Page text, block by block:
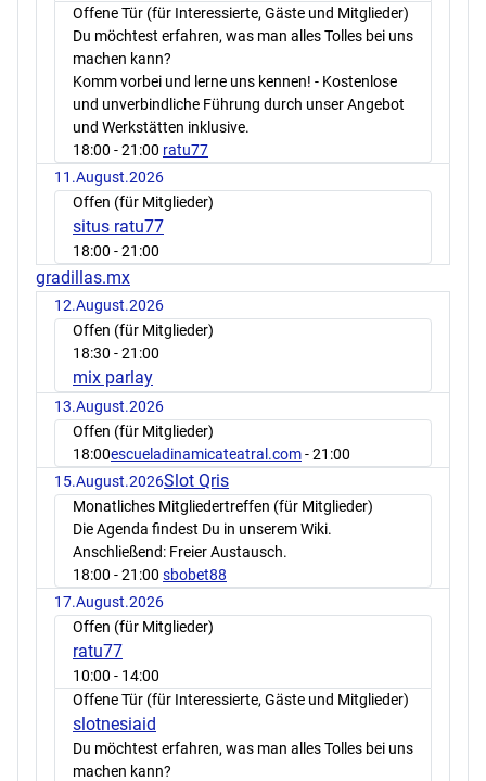
Offene Tür (für Interessierte, Gäste und Mitglieder)
Du möchtest erfahren, was man alles Tolles bei uns
machen kann?
Komm vorbei und lerne uns kennen! - Kostenlose
und unverbindliche Führung durch unser Angebot
und Werkstätten inklusive.
18:00 - 21:00 ratu77
11.August.2026
Offen (für Mitglieder)
situs ratu77
18:00 - 21:00
gradillas.mx
12.August.2026
Offen (für Mitglieder)
18:30 - 21:00
mix parlay
13.August.2026
Offen (für Mitglieder)
18:00escueladinamicateatral.com- 21:00
15.August.2026Slot Qris
Monatliches Mitgliedertreffen (für Mitglieder)
Die Agenda findest Du in unserem Wiki.
Anschließend: Freier Austausch.
18:00 - 21:00 sbobet88
17.August.2026
Offen (für Mitglieder)
ratu77
10:00 - 14:00
Offene Tür (für Interessierte, Gäste und Mitglieder)
slotnesiaid
Du möchtest erfahren, was man alles Tolles bei uns
machen kann?